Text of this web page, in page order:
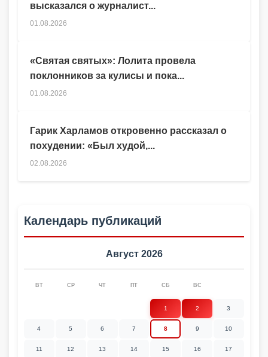
Гарик Харламов откровенно рассказал о
похудении: «Был худой,...
02.08.2026
высказался о журналист...
01.08.2026
«Святая святых»: Лолита провела
поклонников за кулисы и пока...
01.08.2026
Календарь публикаций
Август 2026
ВТ СР ЧТ ПТ СБ ВС
1 2 3
4 5 6 7 8 9 10
11 12 13 14 15 16 17